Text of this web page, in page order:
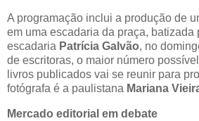
A programação inclui a produção de
em uma escadaria da praça, batizada
escadaria Patrícia Galvão, no
de escritoras, o maior número
livros publicados vai se reunir para
fotógrafa é a paulistana Mariana
Mercado editorial em debate